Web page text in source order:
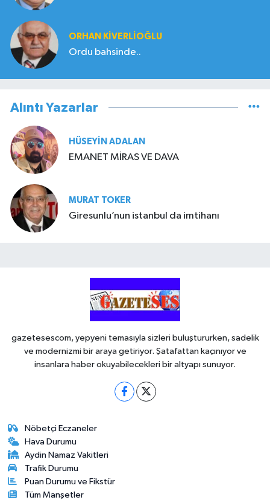
ORHAN KIVERLIOĞLU
Ordu bahsinde..
Alıntı Yazarlar
HÜSEYIN ADALAN
EMANET MİRAS VE DAVA
MURAT TOKER
Giresunlu’nun istanbul da imtihanı
gazetesescom, yepyeni temasıyla sizleri buluştururken, sadelik
ve modernizmi bir araya getiriyor. Şatafattan kaçınıyor ve
insanlara haber okuyabilecekleri bir altyapı sunuyor.
Nöbetçi Eczaneler
Hava Durumu
Aydin Namaz Vakitleri
Trafik Durumu
Puan Durumu ve Fikstür
Tüm Manşetler